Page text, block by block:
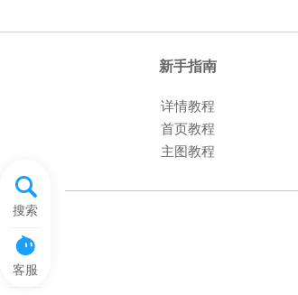
搜索
客服
新手指南
详情教程
首页教程
主图教程